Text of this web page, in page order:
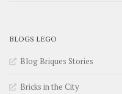
BLOGS LEGO
Blog Briques Stories
Bricks in the City